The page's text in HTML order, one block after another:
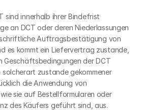
sind innerhalb ihrer Bindefrist
an DCT oder deren Niederlassungen
Auftragsbestätigung von
es kommt ein Liefervertrag zustande,
Geschäftsbedingungen der DCT
solcherart zustande gekommener
die Anwendung von
sie auf Bestellformularen oder
des Käufers geführt sind, aus.